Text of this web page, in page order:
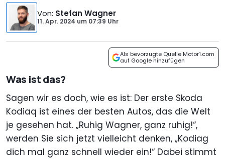
Von: Stefan Wagner
11. Apr. 2024 um 07:39 Uhr
Als bevorzugte Quelle Motor1.com
auf Google hinzufügen
Was ist das?
Sagen wir es doch, wie es ist: Der erste Skoda
Kodiaq ist eines der besten Autos, das die Welt
je gesehen hat. „Ruhig Wagner, ganz ruhig!“,
werden Sie sich jetzt vielleicht denken, „Kodiag
dich mal ganz schnell wieder ein!“ Dabei stimmt